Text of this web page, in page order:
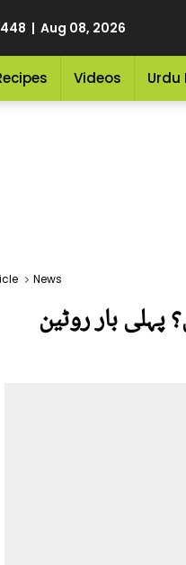
| Aug 08, 2026
Videos Urdu
News
بار روٹین